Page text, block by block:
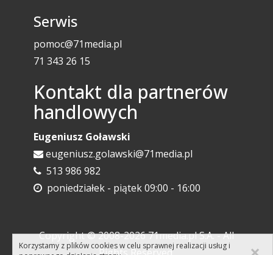
Serwis
pomoc@71media.pl
71 343 26 15
Kontakt dla partnerów
handlowych
Eugeniusz Goławski
eugeniusz.golawski@71media.pl
513 986 982
poniedziałek - piątek 09:00 - 16:00
Copyright © 2008-2026 71media.pl S.A. - All
Rights Reserved.
Korzystamy z plików cookies w celu sprawnej realizacji usług i